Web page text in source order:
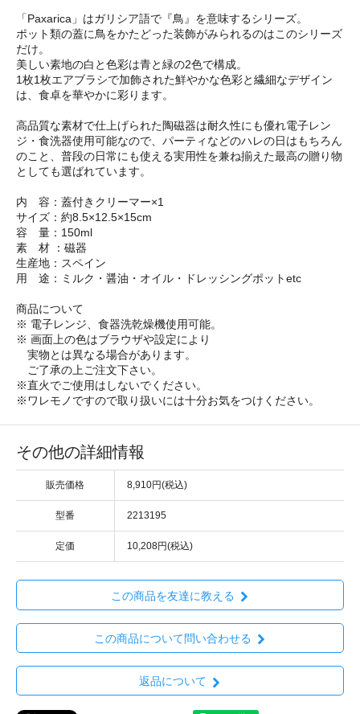
「Paxarica」はガリシア語で『鳥』を意味するシリーズ。
ポット類の蓋に鳥をかたどった装飾がみられるのはこのシリーズ
だけ。
美しい素地の白と色彩は青と緑の2色で構成。
1枚1枚エアブラシで加飾された鮮やかな色彩と繊細なデザイン
は、食卓を華やかに彩ります。
高品質な素材で仕上げられた陶磁器は耐久性にも優れ電子レン
ジ・食洗器使用可能なので、パーティなどのハレの日はもちろん
のこと、普段の日常にも使える実用性を兼ね揃えた最高の贈り物
としても選ばれています。
内 容：蓋付きクリーマー×1
サイズ：約8.5×12.5×15cm
容 量：150ml
素 材 ：磁器
生産地：スペイン
用 途：ミルク・醤油・オイル・ドレッシングポットetc
商品について
※ 電子レンジ、食器洗乾燥機使用可能。
※ 画面上の色はブラウザや設定により
実物とは異なる場合があります。
ご了承の上ご注文下さい。
※直火でご使用はしないでください。
※ワレモノですので取り扱いには十分お気をつけください。
その他の詳細情報
販売価格 8,910円(税込)
型番 2213195
定価 10,208円(税込)
この商品を友達に教える
この商品について問い合わせる
返品について